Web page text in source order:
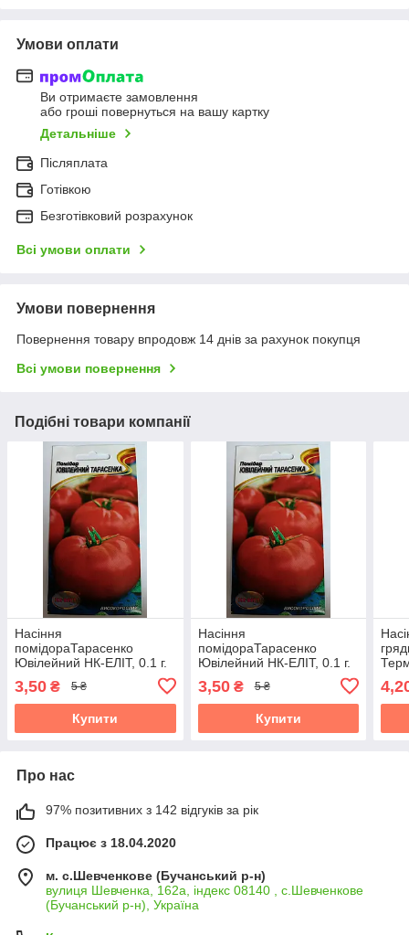
Умови оплати
Ви отримаєте замовлення
або гроші повернуться на вашу картку
Детальніше
Післяплата
Готівкою
Безготівковий розрахунок
Всі умови оплати
Умови повернення
Повернення товару впродовж 14 днів за рахунок покупця
Всі умови повернення
Подібні товари компанії
Насіння
помідораТарасенко
Ювілейний НК-ЕЛІТ, 0.1 г.
31.10.2026
3,50 ₴ 5 ₴
Купити
Насіння
помідораТарасенко
Ювілейний НК-ЕЛІТ, 0.1 г.
31.10.2026
3,50₴ 5 ₴
Купити
Про нас
97% позитивних з 142 відгуків за рік
Працює з 18.04.2020
м. с.Шевченкове (Бучанський р-н)
вулиця Шевченка, 162а, індекс 08140 , с.Шевченкове
(Бучанський р-н), Україна